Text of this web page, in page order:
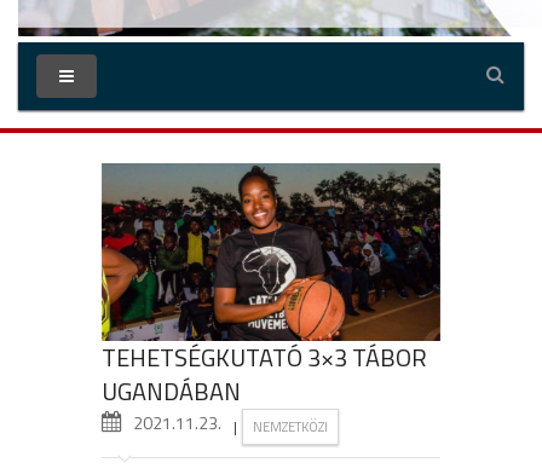
TEHETSÉGKUTATÓ 3×3 TÁBOR
UGANDÁBAN
2021.11.23. | NEMZETKÖZI